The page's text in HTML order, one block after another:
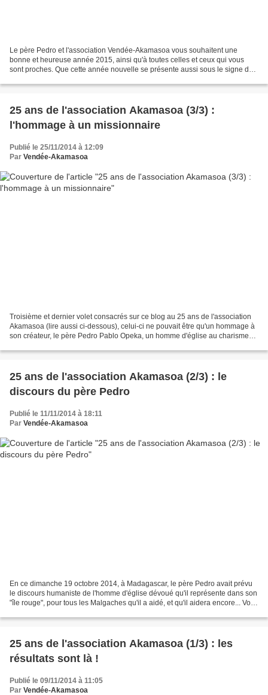
Le père Pedro et l'association Vendée-Akamasoa vous souhaitent une
bonne et heureuse année 2015, ainsi qu'à toutes celles et ceux qui vous
sont proches. Que cette année nouvelle se présente aussi sous le signe de
25 ans de l'association Akamasoa (3/3) :
l'hommage à un missionnaire
Publié le 25/11/2014 à 12:09
Par Vendée-Akamasoa
Troisième et dernier volet consacrés sur ce blog au 25 ans de l'association
Akamasoa (lire aussi ci-dessous), celui-ci ne pouvait être qu'un hommage à
son créateur, le père Pedro Pablo Opeka, un homme d'église au charisme
25 ans de l'association Akamasoa (2/3) : le
discours du père Pedro
Publié le 11/11/2014 à 18:11
Par Vendée-Akamasoa
En ce dimanche 19 octobre 2014, à Madagascar, le père Pedro avait prévu
le discours humaniste de l'homme d'église dévoué qu'il représente dans son
"île rouge", pour tous les Malgaches qu'il a aidé, et qu'il aidera encore... Voici
25 ans de l'association Akamasoa (1/3) : les
résultats sont là !
Publié le 09/11/2014 à 11:05
Par Vendée-Akamasoa